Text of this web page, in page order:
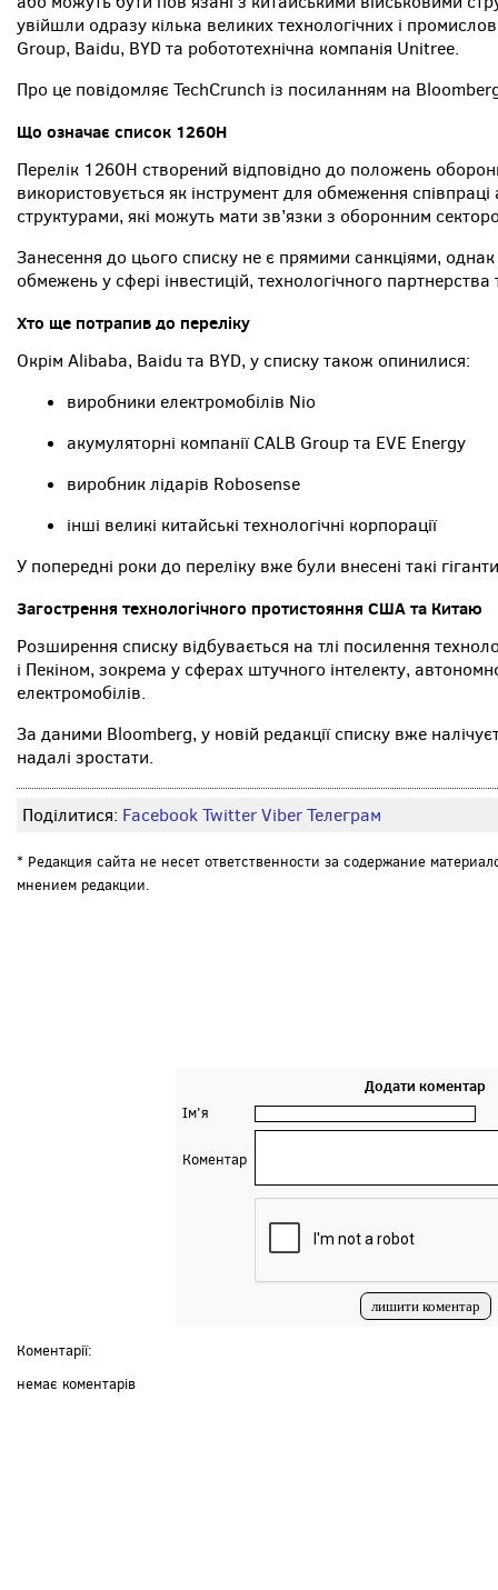
увійшли одразу кілька великих технологічних і
Group, Baidu, BYD та робототехнічна компанія Unitree.
Про це повідомляє TechCrunch із посиланням на
Що означає список 1260H
Перелік 1260H створений відповідно до положень
використовується як інструмент для обмеження
структурами, які можуть мати зв’язки з оборонним
Занесення до цього списку не є прямими санкціями,
обмежень у сфері інвестицій, технологічного партнерства
Хто ще потрапив до переліку
Окрім Alibaba, Baidu та BYD, у списку також опинилися:
виробники електромобілів Nio
акумуляторні компанії CALB Group та EVE Energy
виробник лідарів Robosense
інші великі китайські технологічні корпорації
У попередні роки до переліку вже були внесені такі
Загострення технологічного протистояння США та Китаю
Розширення списку відбувається на тлі посилення
і Пекіном, зокрема у сферах штучного інтелекту,
електромобілів.
За даними Bloomberg, у новій редакції списку вже
надалі зростати.
Поділитися: FacebookTwitterViberТелеграм
* Редакция сайта не несет ответственности за содержание
мнением редакции.
Додати коментар
Ім'я
Коментар
Коментарії:
немає коментарів